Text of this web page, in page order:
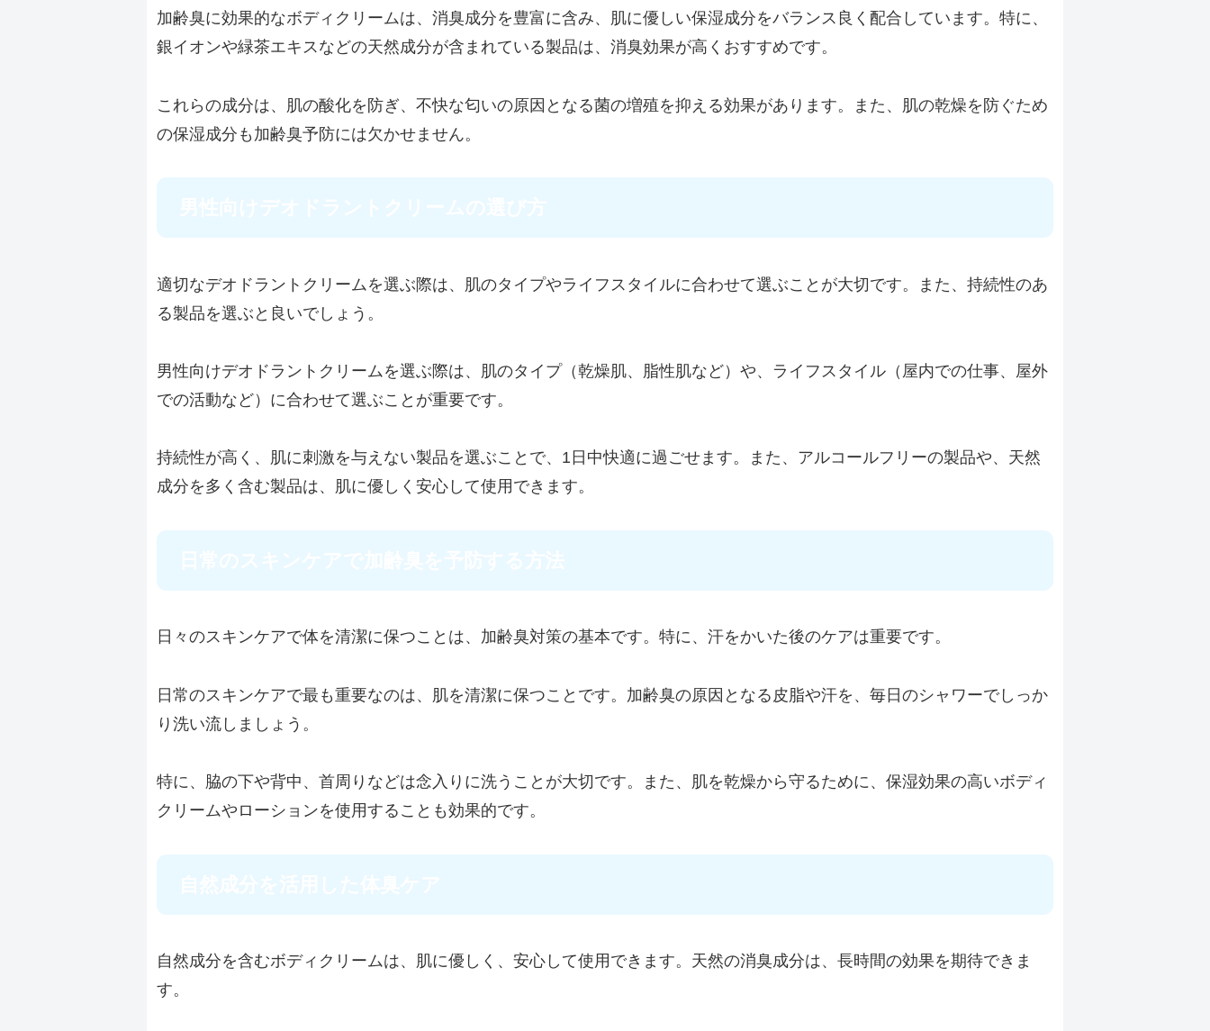
加齢臭に効果的なボディクリームは、消臭成分を豊富に含み、肌に優しい保湿成分をバランス良く配合しています。特に、
銀イオンや緑茶エキスなどの天然成分が含まれている製品は、消臭効果が高くおすすめです。
これらの成分は、肌の酸化を防ぎ、不快な匂いの原因となる菌の増殖を抑える効果があります。また、肌の乾燥を防ぐため
の保湿成分も加齢臭予防には欠かせません。
適切なデオドラントクリームを選ぶ際は、肌のタイプやライフスタイルに合わせて選ぶことが大切です。また、持続性のあ
る製品を選ぶと良いでしょう。
男性向けデオドラントクリームを選ぶ際は、肌のタイプ（乾燥肌、脂性肌など）や、ライフスタイル（屋内での仕事、屋外
での活動など）に合わせて選ぶことが重要です。
持続性が高く、肌に刺激を与えない製品を選ぶことで、1日中快適に過ごせます。また、アルコールフリーの製品や、天然
成分を多く含む製品は、肌に優しく安心して使用できます。
日々のスキンケアで体を清潔に保つことは、加齢臭対策の基本です。特に、汗をかいた後のケアは重要です。
日常のスキンケアで最も重要なのは、肌を清潔に保つことです。加齢臭の原因となる皮脂や汗を、毎日のシャワーでしっか
り洗い流しましょう。
特に、脇の下や背中、首周りなどは念入りに洗うことが大切です。また、肌を乾燥から守るために、保湿効果の高いボディ
クリームやローションを使用することも効果的です。
自然成分を含むボディクリームは、肌に優しく、安心して使用できます。天然の消臭成分は、長時間の効果を期待できま
す。